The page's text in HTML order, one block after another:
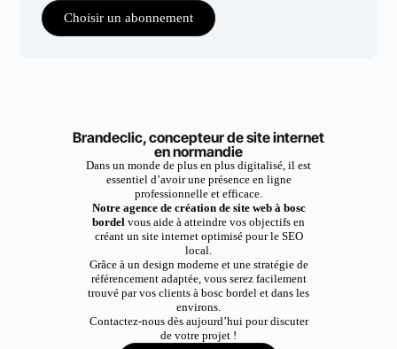
Choisir un abonnement
Brandeclic, concepteur de site internet
en normandie
Dans un monde de plus en plus digitalisé, il est
essentiel d’avoir une présence en ligne
professionnelle et efficace.
Notre agence de création de site web à bosc
bordel vous aide à atteindre vos objectifs en
créant un site internet optimisé pour le SEO
local.
Grâce à un design moderne et une stratégie de
référencement adaptée, vous serez facilement
trouvé par vos clients à bosc bordel et dans les
environs.
Contactez-nous dès aujourd’hui pour discuter
de votre projet !